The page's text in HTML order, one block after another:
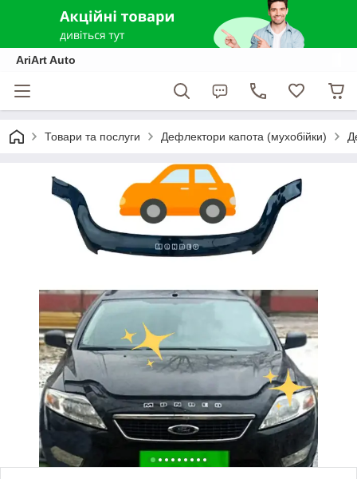
AriArt Auto
Товари та послуги Дефлектори капота (мухобійки)